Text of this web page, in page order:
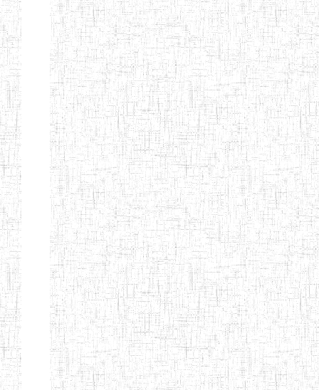
Etablissements
d'enseignement
normal
ENI
Chercher:
Effacer les filtres
Denomination
Type